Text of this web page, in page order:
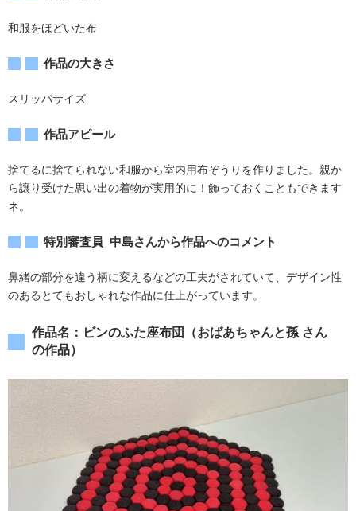
和服をほどいた布
作品の大きさ
スリッパサイズ
作品アピール
捨てるに捨てられない和服から室内用布ぞうりを作りました。親か
ら譲り受けた思い出の着物が実用的に！飾っておくこともできます
ネ。
特別審査員 中島さんから作品へのコメント
鼻緒の部分を違う柄に変えるなどの工夫がされていて、デザイン性
のあるとてもおしゃれな作品に仕上がっています。
作品名：ビンのふた座布団（おばあちゃんと孫 さん
の作品）